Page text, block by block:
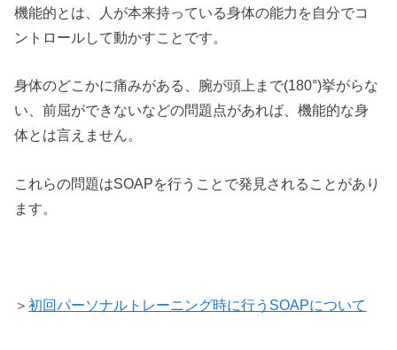
機能的とは、人が本来持っている身体の能力を自分でコ
ントロールして動かすことです。
身体のどこかに痛みがある、腕が頭上まで(180°)挙がらな
い、前屈ができないなどの問題点があれば、機能的な身
体とは言えません。
これらの問題はSOAPを行うことで発見されることがあり
ます。
＞初回パーソナルトレーニング時に行うSOAPについて